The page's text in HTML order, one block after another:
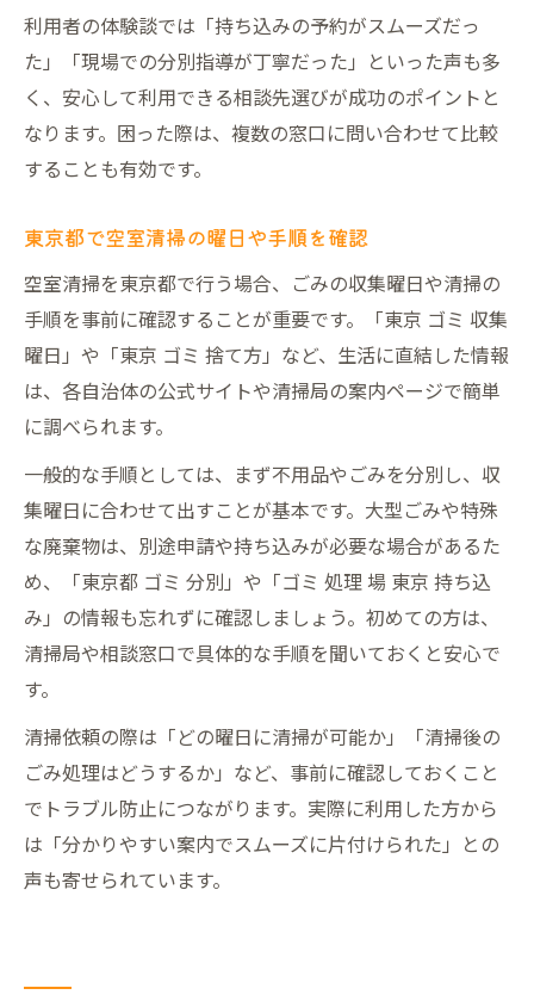
利用者の体験談では「持ち込みの予約がスムーズだっ
た」「現場での分別指導が丁寧だった」といった声も多
く、安心して利用できる相談先選びが成功のポイントと
なります。困った際は、複数の窓口に問い合わせて比較
することも有効です。
東京都で空室清掃の曜日や手順を確認
空室清掃を東京都で行う場合、ごみの収集曜日や清掃の
手順を事前に確認することが重要です。「東京 ゴミ 収集
曜日」や「東京 ゴミ 捨て方」など、生活に直結した情報
は、各自治体の公式サイトや清掃局の案内ページで簡単
に調べられます。
一般的な手順としては、まず不用品やごみを分別し、収
集曜日に合わせて出すことが基本です。大型ごみや特殊
な廃棄物は、別途申請や持ち込みが必要な場合があるた
め、「東京都 ゴミ 分別」や「ゴミ 処理 場 東京 持ち込
み」の情報も忘れずに確認しましょう。初めての方は、
清掃局や相談窓口で具体的な手順を聞いておくと安心で
す。
清掃依頼の際は「どの曜日に清掃が可能か」「清掃後の
ごみ処理はどうするか」など、事前に確認しておくこと
でトラブル防止につながります。実際に利用した方から
は「分かりやすい案内でスムーズに片付けられた」との
声も寄せられています。